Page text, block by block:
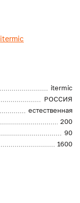
itermic
itermic
РОССИЯ
естественная
200
90
1600